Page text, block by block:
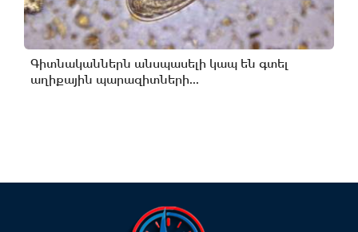
Գիտնականներն անսպասելի կապ են գտել
աղիքային պարազիտների...